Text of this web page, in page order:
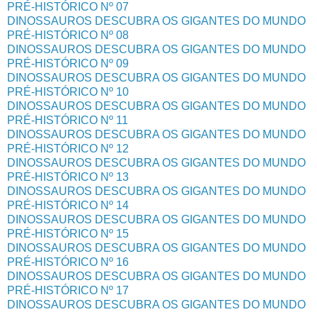
PRÉ-HISTÓRICO Nº 07
DINOSSAUROS DESCUBRA OS GIGANTES DO MUNDO
PRÉ-HISTÓRICO Nº 08
DINOSSAUROS DESCUBRA OS GIGANTES DO MUNDO
PRÉ-HISTÓRICO Nº 09
DINOSSAUROS DESCUBRA OS GIGANTES DO MUNDO
PRÉ-HISTÓRICO Nº 10
DINOSSAUROS DESCUBRA OS GIGANTES DO MUNDO
PRÉ-HISTÓRICO Nº 11
DINOSSAUROS DESCUBRA OS GIGANTES DO MUNDO
PRÉ-HISTÓRICO Nº 12
DINOSSAUROS DESCUBRA OS GIGANTES DO MUNDO
PRÉ-HISTÓRICO Nº 13
DINOSSAUROS DESCUBRA OS GIGANTES DO MUNDO
PRÉ-HISTÓRICO Nº 14
DINOSSAUROS DESCUBRA OS GIGANTES DO MUNDO
PRÉ-HISTÓRICO Nº 15
DINOSSAUROS DESCUBRA OS GIGANTES DO MUNDO
PRÉ-HISTÓRICO Nº 16
DINOSSAUROS DESCUBRA OS GIGANTES DO MUNDO
PRÉ-HISTÓRICO Nº 17
DINOSSAUROS DESCUBRA OS GIGANTES DO MUNDO